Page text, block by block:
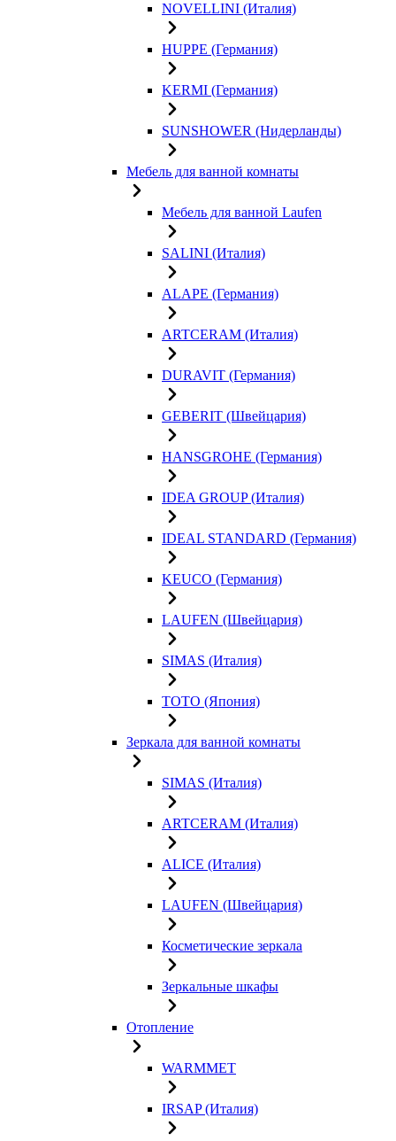
NOVELLINI (Италия)
HUPPE (Германия)
KERMI (Германия)
SUNSHOWER (Нидерланды)
Мебель для ванной комнаты
Мебель для ванной Laufen
SALINI (Италия)
ALAPE (Германия)
ARTCERAM (Италия)
DURAVIT (Германия)
GEBERIT (Швейцария)
HANSGROHE (Германия)
IDEA GROUP (Италия)
IDEAL STANDARD (Германия)
KEUCO (Германия)
LAUFEN (Швейцария)
SIMAS (Италия)
TOTO (Япония)
Зеркала для ванной комнаты
SIMAS (Италия)
ARTCERAM (Италия)
ALICE (Италия)
LAUFEN (Швейцария)
Косметические зеркала
Зеркальные шкафы
Отопление
WARMMET
IRSAP (Италия)